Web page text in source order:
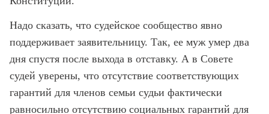
Надо сказать, что судейское сообщество явно
поддерживает заявительницу. Так, ее муж умер два
дня спустя после выхода в отставку. А в Совете
судей уверены, что отсутствие соответствующих
гарантий для членов семьи судьи фактически
равносильно отсутствию социальных гарантий для